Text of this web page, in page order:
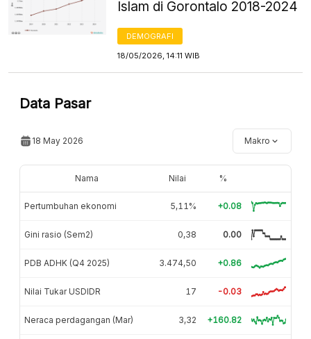
Islam di Gorontalo 2018-2024
DEMOGRAFI
18/05/2026, 14:11 WIB
Data Pasar
18 May 2026 Makro
Nama Nilai %
Pertumbuhan ekonomi 5,11% +0.08
Gini rasio (Sem2) 0,38 0.00
PDB ADHK (Q4 2025) 3.474,50 +0.86
Nilai Tukar USDIDR 17 -0.03
Neraca perdagangan (Mar) 3,32 +160.82